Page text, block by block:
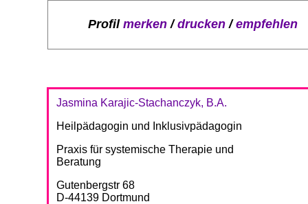
Profil merken/drucken/empfehlen
Jasmina Karajic-Stachanczyk, B.A.
Heilpädagogin und Inklusivpädagogin
Praxis für systemische Therapie und
Beratung
Gutenbergstr 68
D-44139 Dortmund